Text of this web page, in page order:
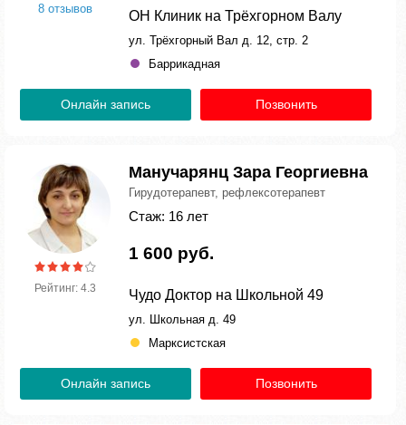
8 отзывов ОН Клиник на Трёхгорном Валу
ул. Трёхгорный Вал д. 12, стр. 2
Баррикадная
Онлайн запись Позвонить
Рейтинг: 4.3
Манучарянц Зара Георгиевна
Гирудотерапевт, рефлексотерапевт
Стаж: 16 лет
1 600 руб.
Чудо Доктор на Школьной 49
ул. Школьная д. 49
Марксистская
Онлайн запись Позвонить